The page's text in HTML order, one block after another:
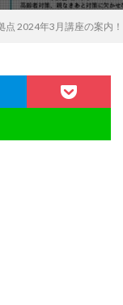
点 2024年3月講座の案内！